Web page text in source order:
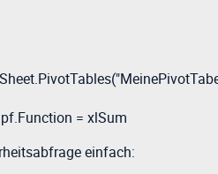
= xlSum
einfach: